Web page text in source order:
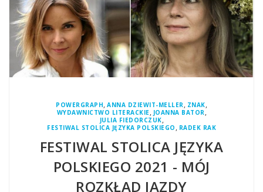
POWERGRAPH,ANNA DZIEWIT-MELLER, ZNAK,
WYDAWNICTWO LITERACKIE, JOANNA BATOR,
JULIA FIEDORCZUK,
FESTIWAL STOLICA JĘZYKA POLSKIEGO , RADEK RAK
FESTIWAL STOLICA JĘZYKA
POLSKIEGO 2021 - MÓJ
ROZKŁAD JAZDY